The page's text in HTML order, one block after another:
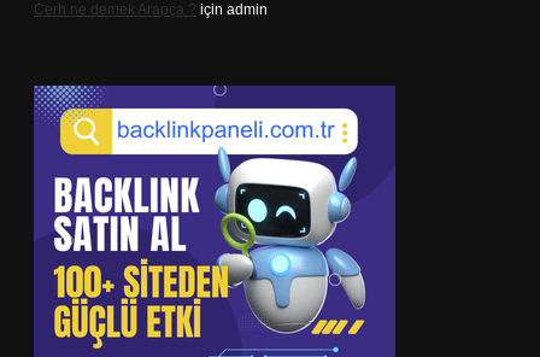
Cerh ne demek Arapça ? için admin